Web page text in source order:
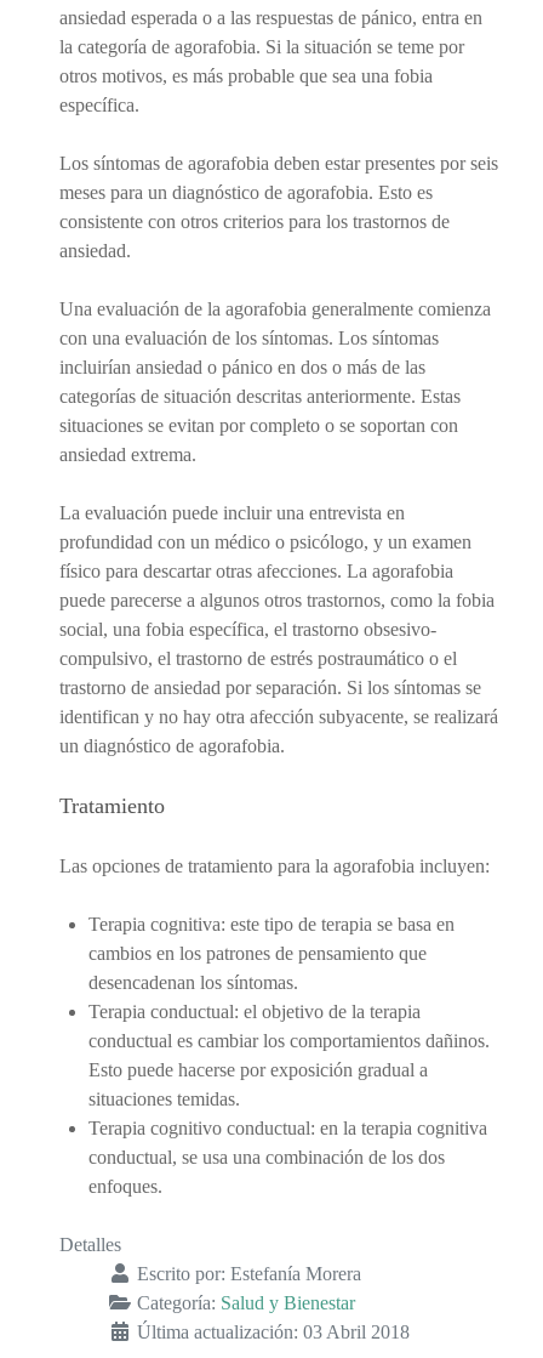
ansiedad esperada o a las respuestas de pánico, entra en
la categoría de agorafobia. Si la situación se teme por
otros motivos, es más probable que sea una fobia
específica.
Los síntomas de agorafobia deben estar presentes por seis
meses para un diagnóstico de agorafobia. Esto es
consistente con otros criterios para los trastornos de
ansiedad.
Una evaluación de la agorafobia generalmente comienza
con una evaluación de los síntomas. Los síntomas
incluirían ansiedad o pánico en dos o más de las
categorías de situación descritas anteriormente. Estas
situaciones se evitan por completo o se soportan con
ansiedad extrema.
La evaluación puede incluir una entrevista en
profundidad con un médico o psicólogo, y un examen
físico para descartar otras afecciones. La agorafobia
puede parecerse a algunos otros trastornos, como la fobia
social, una fobia específica, el trastorno obsesivo-
compulsivo, el trastorno de estrés postraumático o el
trastorno de ansiedad por separación. Si los síntomas se
identifican y no hay otra afección subyacente, se realizará
un diagnóstico de agorafobia.
Tratamiento
Las opciones de tratamiento para la agorafobia incluyen:
Terapia cognitiva: este tipo de terapia se basa en
cambios en los patrones de pensamiento que
desencadenan los síntomas.
Terapia conductual: el objetivo de la terapia
conductual es cambiar los comportamientos dañinos.
Esto puede hacerse por exposición gradual a
situaciones temidas.
Terapia cognitivo conductual: en la terapia cognitiva
conductual, se usa una combinación de los dos
enfoques.
Detalles
Escrito por: Estefanía Morera
Categoría: Salud y Bienestar
Última actualización: 03 Abril 2018